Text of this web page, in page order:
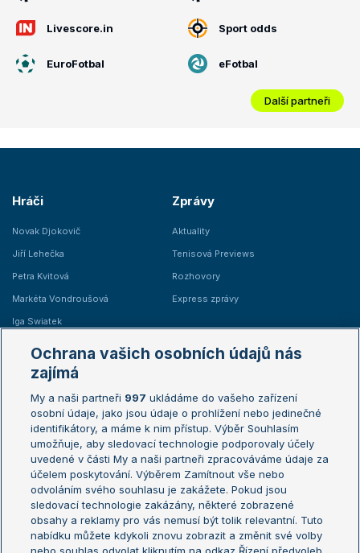
Livescore.in Sport odds
EuroFotbal eFotbal
Další partneři
Hráči
Novak Djokovič
Jiří Lehečka
Petra Kvitová
Markéta Vondroušová
Iga Swiatek
Zprávy
Aktuality
Tenisová Previews
Rozhovory
Express zprávy
Žebříčky
Žebříček ATP (muži)
Žebříček WTA (ženy)
Sázkařský žebříček
Australian Open
French Open
Wimbledon
US Open
Turnaj mistrů
Turnaj mistryň
Aktualní trendy
Ochrana vašich osobních údajů nás
zajímá
My a naši partneři 997 ukládáme do vašeho zařízení
osobní údaje, jako jsou údaje o prohlížení nebo jedinečné
identifikátory, a máme k nim přístup. Výběr Souhlasím
umožňuje, aby sledovací technologie podporovaly účely
uvedené v části My a naši partneři zpracováváme údaje za
účelem poskytování. Výběrem Zamítnout vše nebo
odvoláním svého souhlasu je zakážete. Pokud jsou
sledovací technologie zakázány, některé zobrazené
obsahy a reklamy pro vás nemusí být tolik relevantní. Tuto
nabídku můžete kdykoli znovu zobrazit a změnit své volby